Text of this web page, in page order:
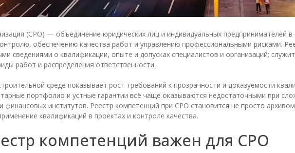
(СРО) — объединение юридических лиц и индивидуальных предпринимателей
обеспечению качества работ и управлению профессиональными рисками.
сведениями о квалификации, опыте и допусках специалистов и организаций;
работ и распределения ответственности.
среде показывает рост требований к прозрачности и доказуемости
портфолио и устные гарантии всё чаще оказываются недостаточными при
финансовых институтов. Реестр компетенций при СРО становится не просто
квалификаций в проектах и контроле качества.
компетенций важен для СРО